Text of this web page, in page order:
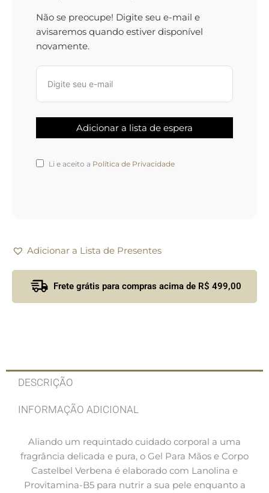
Não se preocupe! Digite seu e-mail e
avisaremos quando estiver disponível
novamente.
Li e aceito a Política de Privacidade
Adicionar a Lista de Presentes
Frete grátis para compras acima de R$ 499,00
DESCRIÇÃO
INFORMAÇÃO ADICIONAL
Aliando um requintado cuidado corporal a uma
fragrância delicada e pura, o Gel Para Mãos e Corpo
Castelbel Verbena é elaborado com Lanolina e
Provitamina-B5 para nutrir a sua pele enquanto a